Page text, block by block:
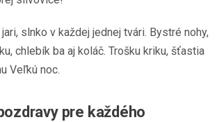
slnko v každej jednej tvári. Bystré nohy,
chlebík ba aj koláč. Trošku kriku, šťastia
Veľkú noc.
pre každého